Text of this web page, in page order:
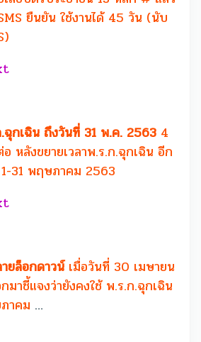
ยืนยัน ใช้งานได้ 45 วัน (นับ
ฉุกเฉิน ถึงวันที่ 31 พ.ค. 2563 4
หลังขยายเวลาพ.ร.ก.ฉุกเฉิน อีก
31 พฤษภาคม 2563
ยล็อกดาวน์ เมื่อวันที่ 30 เมษายน
มาชี้แจงว่ายังคงใช้ พ.ร.ก.ฉุกเฉิน
าคม …